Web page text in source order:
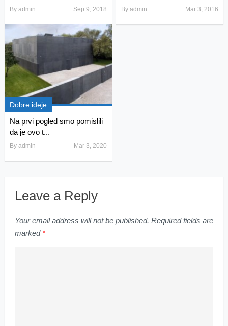
By admin Sep 9, 2018 Byadmin Mar 3, 2016
Dobre ideje
Na prvi pogled smo pomislili
da je ovo t...
By admin Mar 3, 2020
Leave a Reply
Your email address will not be published. Required fields are
marked *